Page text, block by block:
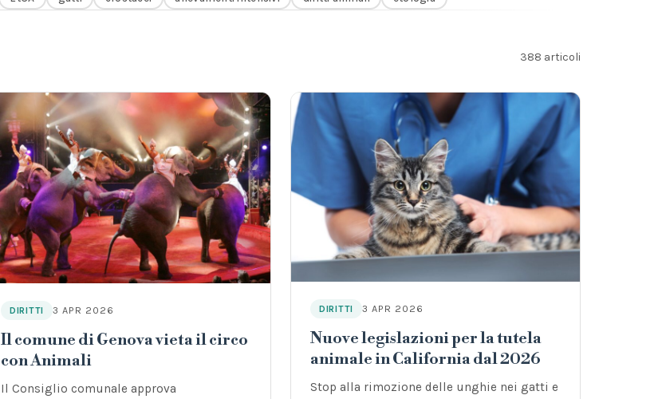
388 articoli
DIRITTI 3 APR 2026
Il comune di Genova vieta il circo
con Animali
Il Consiglio comunale approva
DIRITTI 3 APR 2026
Nuove legislazioni per la tutela
animale in California dal 2026
Stop alla rimozione delle unghie nei gatti e